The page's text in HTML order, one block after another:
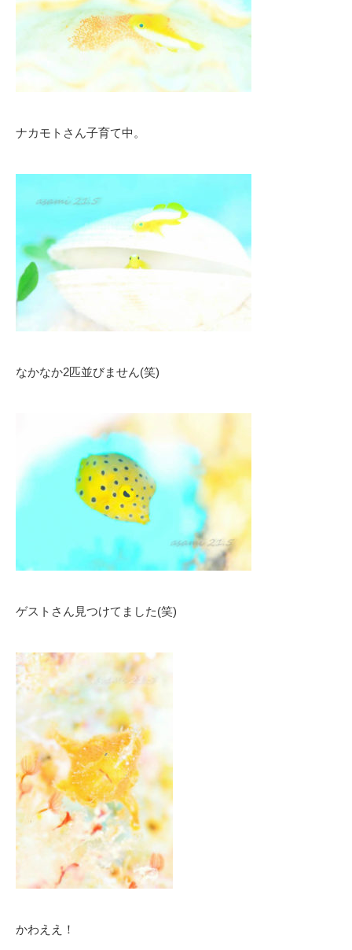
ナカモトさん子育て中。
なかなか2匹並びません(笑)
ゲストさん見つけてました(笑)
かわええ！